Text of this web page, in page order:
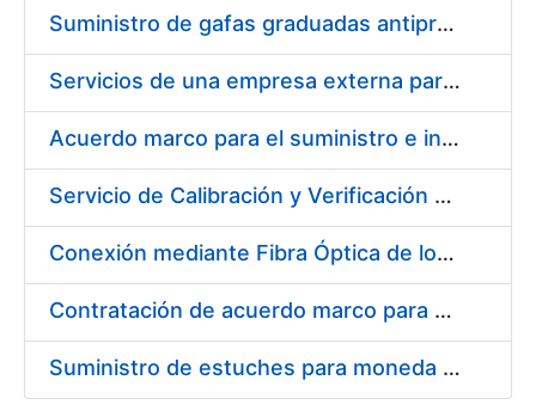
Suministro de gafas graduadas antiproyecciones para los trabajadores de la FNMT-RCM en los centros de trabajo de Madrid y Burgos
Servicios de una empresa externa para el asesoramiento y resolución de los recursos de alzada que se presentan relacionados con procesos de selección para la FNMT-RCM
Acuerdo marco para el suministro e instalación de persianas, estores y otros complementos
Servicio de Calibración y Verificación Externa de los Equipos de Medición del Servicio de Prevención de la FNMT-RCM
Conexión mediante Fibra Óptica de los Centros de Proceso de Datos (CPDs) de las sedes de la FNMT-RCM de Burgos y Madrid
Contratación de acuerdo marco para el Suministro de Material de Electricidad para la Fábrica Nacional de Moneda y Timbre-Real Casa de la Moneda en su centro de trabajo de Burgos
Suministro de estuches para moneda de 30 €